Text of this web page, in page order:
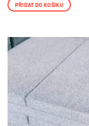
PŘIDAT DO KOŠÍKU